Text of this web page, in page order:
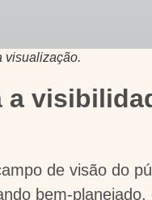
visualização.
de visão do
bem-